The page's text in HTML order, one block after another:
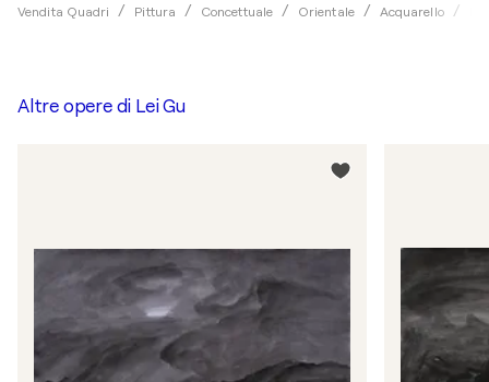
Vendita Quadri Pittura Concettuale Orientale Acquarello
Altre opere di Lei Gu